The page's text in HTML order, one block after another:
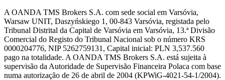
A OANDA TMS Brokers S.A. com sede social em Varsóvia,
Warsaw UNIT, Daszyńskiego 1, 00-843 Varsóvia, registada pelo
Tribunal Distrital da Capital de Varsóvia em Varsóvia, 13.ª Divisão
Comercial do Registo do Tribunal Nacional sob o número KRS
0000204776, NIP 5262759131, Capital inicial: PLN 3,537.560
pago na totalidade. A OANDA TMS Brokers S.A. está sujeita à
supervisão da Autoridade de Supervisão Financeira Polaca com base
numa autorização de 26 de abril de 2004 (KPWiG-4021-54-1/2004).